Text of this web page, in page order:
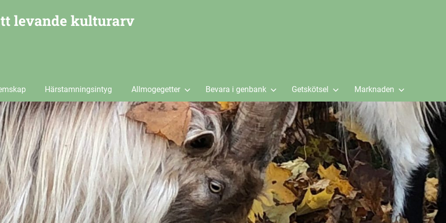
levande kulturarv
Härstamningsintyg Allmogegetter Bevara i genbank Getskötsel Marknaden